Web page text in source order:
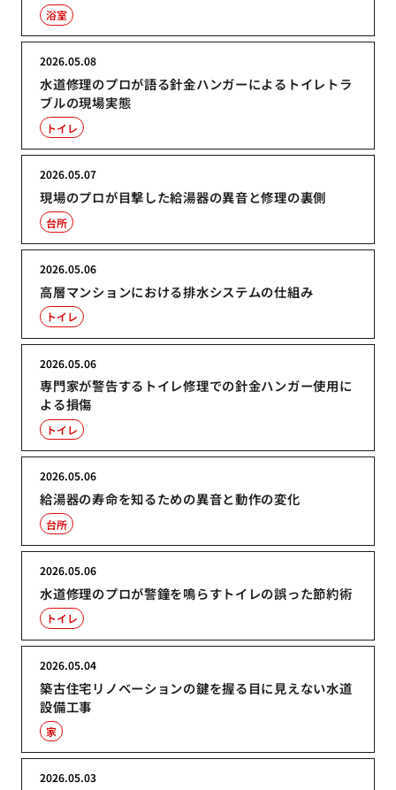
浴室
水道修理のプロが語る針金ハンガーによるトイレトラ
ブルの現場実態
2026.05.08
トイレ
現場のプロが目撃した給湯器の異音と修理の裏側
2026.05.07
台所
高層マンションにおける排水システムの仕組み
2026.05.06
トイレ
専門家が警告するトイレ修理での針金ハンガー使用に
よる損傷
2026.05.06
トイレ
給湯器の寿命を知るための異音と動作の変化
2026.05.06
台所
水道修理のプロが警鐘を鳴らすトイレの誤った節約術
2026.05.06
トイレ
築古住宅リノベーションの鍵を握る目に見えない水道
設備工事
2026.05.04
家
2026.05.03